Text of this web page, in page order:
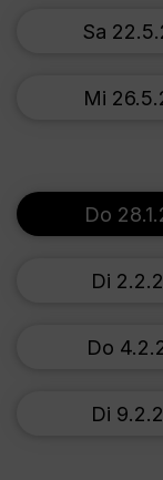
Sa
Mi
Do
Di
Do
Di